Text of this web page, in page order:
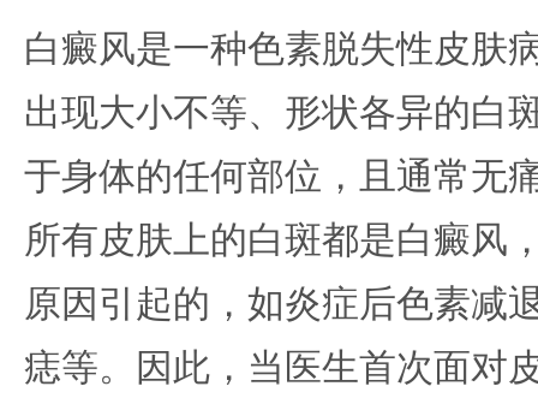
白癜风是一种色素脱失性皮肤
出现大小不等、形状各异的白
于身体的任何部位，且通常无
所有皮肤上的白斑都是白癜风
原因引起的，如炎症后色素减
痣等。因此，当医生首次面对